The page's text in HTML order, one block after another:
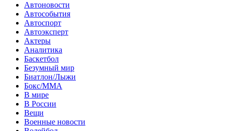
Автоновости
Автособытия
Автоспорт
Автоэксперт
Актеры
Аналитика
Баскетбол
Безумный мир
Биатлон/Лыжи
Бокс/MMA
В мире
В России
Вещи
Военные новости